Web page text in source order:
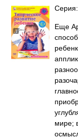
Еще
мире;